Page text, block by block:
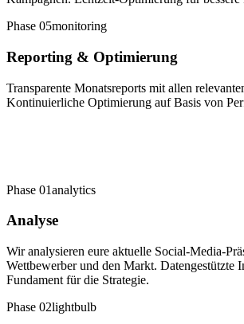
Phase 05monitoring
Reporting & Optimierung
Transparente Monatsreports mit allen
Kontinuierliche Optimierung auf Basis von
Phase 01analytics
Analyse
Wir analysieren eure aktuelle Social-Media-
Wettbewerber und den Markt. Datengestützte
Fundament für die Strategie.
Phase 02lightbulb